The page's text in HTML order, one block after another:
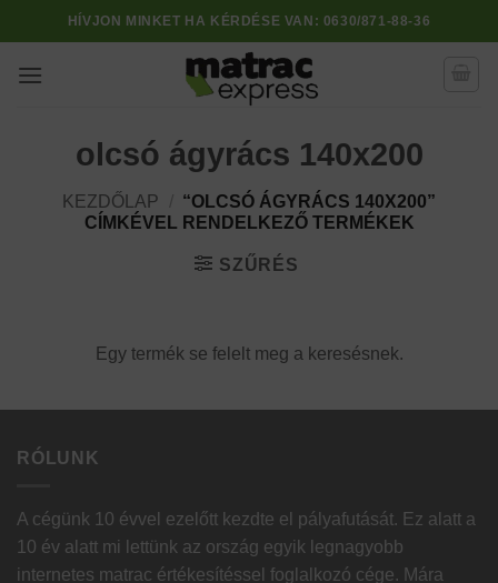
to
content
HÍVJON MINKET HA KÉRDÉSE VAN: 0630/871-88-36
olcsó ágyrács 140x200
KEZDŐLAP
“OLCSÓ ÁGYRÁCS 140X200”
CÍMKÉVEL RENDELKEZŐ TERMÉKEK
SZŰRÉS
Egy termék se felelt meg a keresésnek.
RÓLUNK
A cégünk 10 évvel ezelőtt kezdte el pályafutását. Ez alatt a
10 év alatt mi lettünk az ország egyik legnagyobb
internetes matrac értékesítéssel foglalkozó cége. Mára